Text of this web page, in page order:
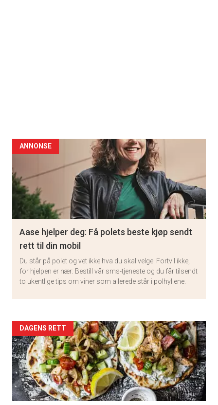
ANNONSE
Aase hjelper deg: Få polets beste kjøp sendt
rett til din mobil
Du står på polet og vet ikke hva du skal velge. Fortvil ikke,
for hjelpen er nær: Bestill vår sms-tjeneste og du får tilsendt
to ukentlige tips om viner som allerede står i polhyllene.
Artikler
detail
-
section
DAGENS RETT